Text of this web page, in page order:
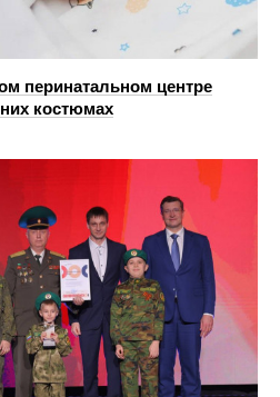
перинатальном центре
костюмах